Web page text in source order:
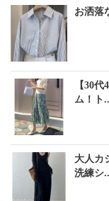
お洒落
【30
ム！ト
大人カ
洗練シ